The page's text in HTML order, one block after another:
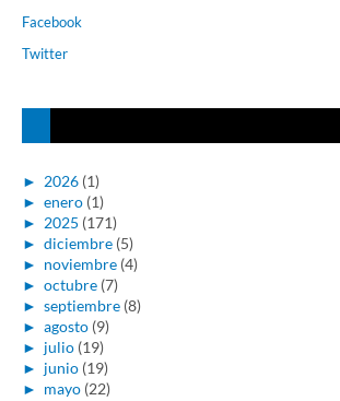
Facebook
Twitter
► 2026 (1)
► enero (1)
► 2025 (171)
► diciembre (5)
► noviembre (4)
► octubre (7)
► septiembre (8)
► agosto (9)
► julio (19)
► junio (19)
► mayo (22)